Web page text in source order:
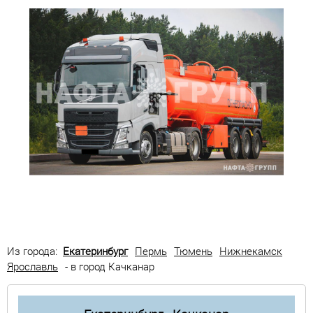
Из города: Екатеринбург Пермь Тюмень Нижнекамск
Ярославль - в город Качканар